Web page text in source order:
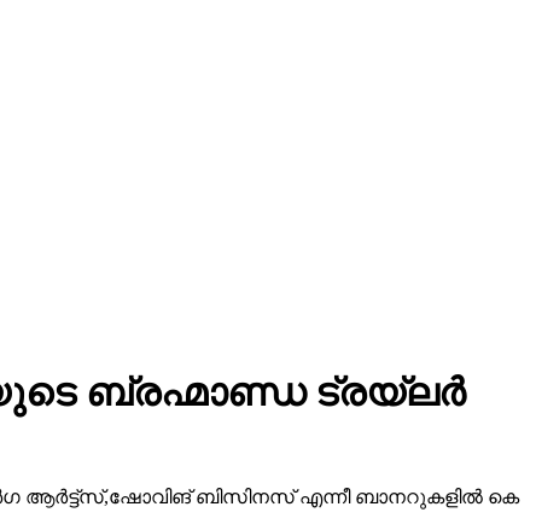
ബ്രഹ്മാണ്ഡ ട്രയ്ലർ
ആർട്ട്സ്,ഷോവിങ് ബിസിനസ് എന്നീ ബാനറുകളിൽ കെ